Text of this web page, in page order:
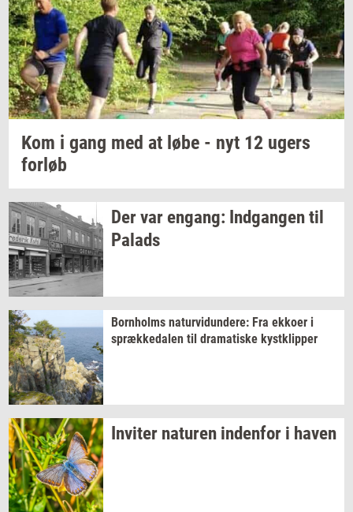
Kom i gang med at løbe - nyt 12 ugers
for­løb
Der var en­gang: Ind­gan­gentil
Pa­lads
Born­holms na­tur­vi­dun­de­re: Fra ek­ko­er i
spræk­ke­da­len til dra­ma­ti­ske kyst­klip­per
In­vi­ter na­tu­ren in­den­for i haven